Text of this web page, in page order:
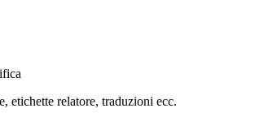
etichette relatore, traduzioni ecc.